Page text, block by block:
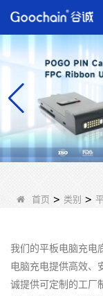
首页 > 类别 >
我们的平板电脑充电
电脑充电提供高效、
诚提供可定制的工厂